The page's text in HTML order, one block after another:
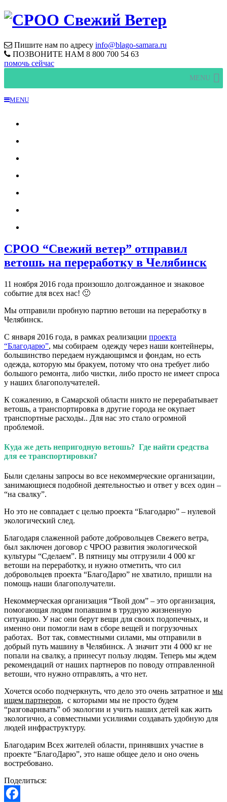
Пишите нам по адресу info@blago-samara.ru
ПОЗВОНИТЕ НАМ 8 800 700 54 63
помочь сейчас
MENU
MENU
CРОО “Свежий ветер” отправил
ветошь на переработку в Челябинск
11 ноября 2016 года произошло долгожданное и знаковое
событие для всех нас! 🙂
Мы отправили пробную партию ветоши на переработку в
Челябинск.
С января 2016 года, в рамках реализации проекта
“Благодарю”, мы собираем одежду через наши контейнеры,
большинство передаем нуждающимся и фондам, но есть
одежда, которую мы бракуем, потому что она требует либо
большого ремонта, либо чистки, либо просто не имеет спроса
у наших благополучателей.
К сожалению, в Самарской области никто не перерабатывает
ветошь, а транспортировка в другие города не окупает
транспортные расходы.. Для нас это стало огромной
проблемой.
Куда же деть непригодную ветошь? Где найти средства
для ее транспортировки?
Были сделаны запросы во все некоммерческие организации,
занимающиеся подобной деятельностью и ответ у всех один –
“на свалку”.
Но это не совпадает с целью проекта “Благодарю” – нулевой
экологический след.
Благодаря слаженной работе добровольцев Свежего ветра,
был заключен договор с ЧРОО развития экологической
культуры “Сделаем”. В пятницу мы отгрузили 4 000 кг
ветоши на переработку, и нужно отметить, что сил
добровольцев проекта “БлагоДарю” не хватило, пришли на
помощь наши благополучатели.
Некоммерческая организация “Твой дом” – это организация,
помогающая людям попавшим в трудную жизненную
ситуацию. У нас они берут вещи для своих подопечных, и
именно они помогли нам в сборе вещей и погрузочных
работах. Вот так, совместными силами, мы отправили в
добрый путь машину в Челябинск. А значит эти 4 000 кг не
попали на свалку, а принесут пользу людям. Теперь мы ждем
рекомендаций от наших партнеров по поводу отправленной
ветоши, что нужно отправлять, а что нет.
Хочется особо подчеркнуть, что дело это очень затратное и мы
ищем партнеров, с которыми мы не просто будем
“разговаривать” об экологии и учить наших детей как жить
экологично, а совместными усилиями создавать удобную для
людей инфраструктуру.
Благодарим Всех жителей области, принявших участие в
проекте “БлагоДарю”, это наше общее дело и оно очень
востребовано.
Поделиться: